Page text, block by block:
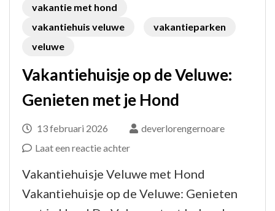
vakantie met hond
vakantiehuis veluwe
vakantieparken
veluwe
Vakantiehuisje op de Veluwe:
Genieten met je Hond
13 februari 2026
deverlorengernoare
Laat een reactie achterop
Vakantiehuisje Veluwe met Hond
Vakantiehuisje op de Veluwe: Genieten